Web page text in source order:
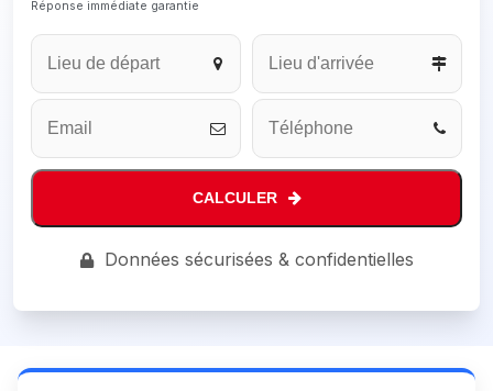
Réponse immédiate garantie
CALCULER
Website
Données sécurisées & confidentielles